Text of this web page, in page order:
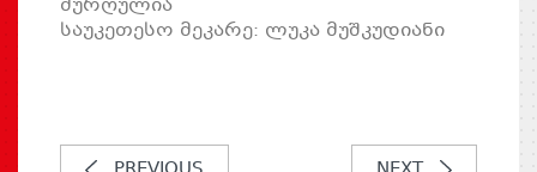
საუკეთესო მეკარე: ლუკა მუშკუდიანი